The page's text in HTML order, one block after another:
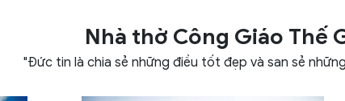
Nhà thờ Công Giáo Thế
"Đức tin là chia sẻ những điều tốt đẹp và san sẻ